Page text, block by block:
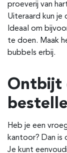
proeverij van
Uiteraard kun je
Ideaal om
te doen. Maak
bubbels erbij.
Ontbijt
Heb je een
kantoor? Dan
Je kunt